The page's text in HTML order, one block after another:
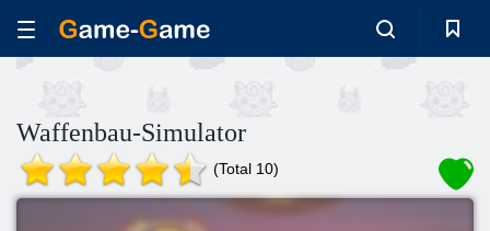
Waffenbau-Simulator
(Total 10)